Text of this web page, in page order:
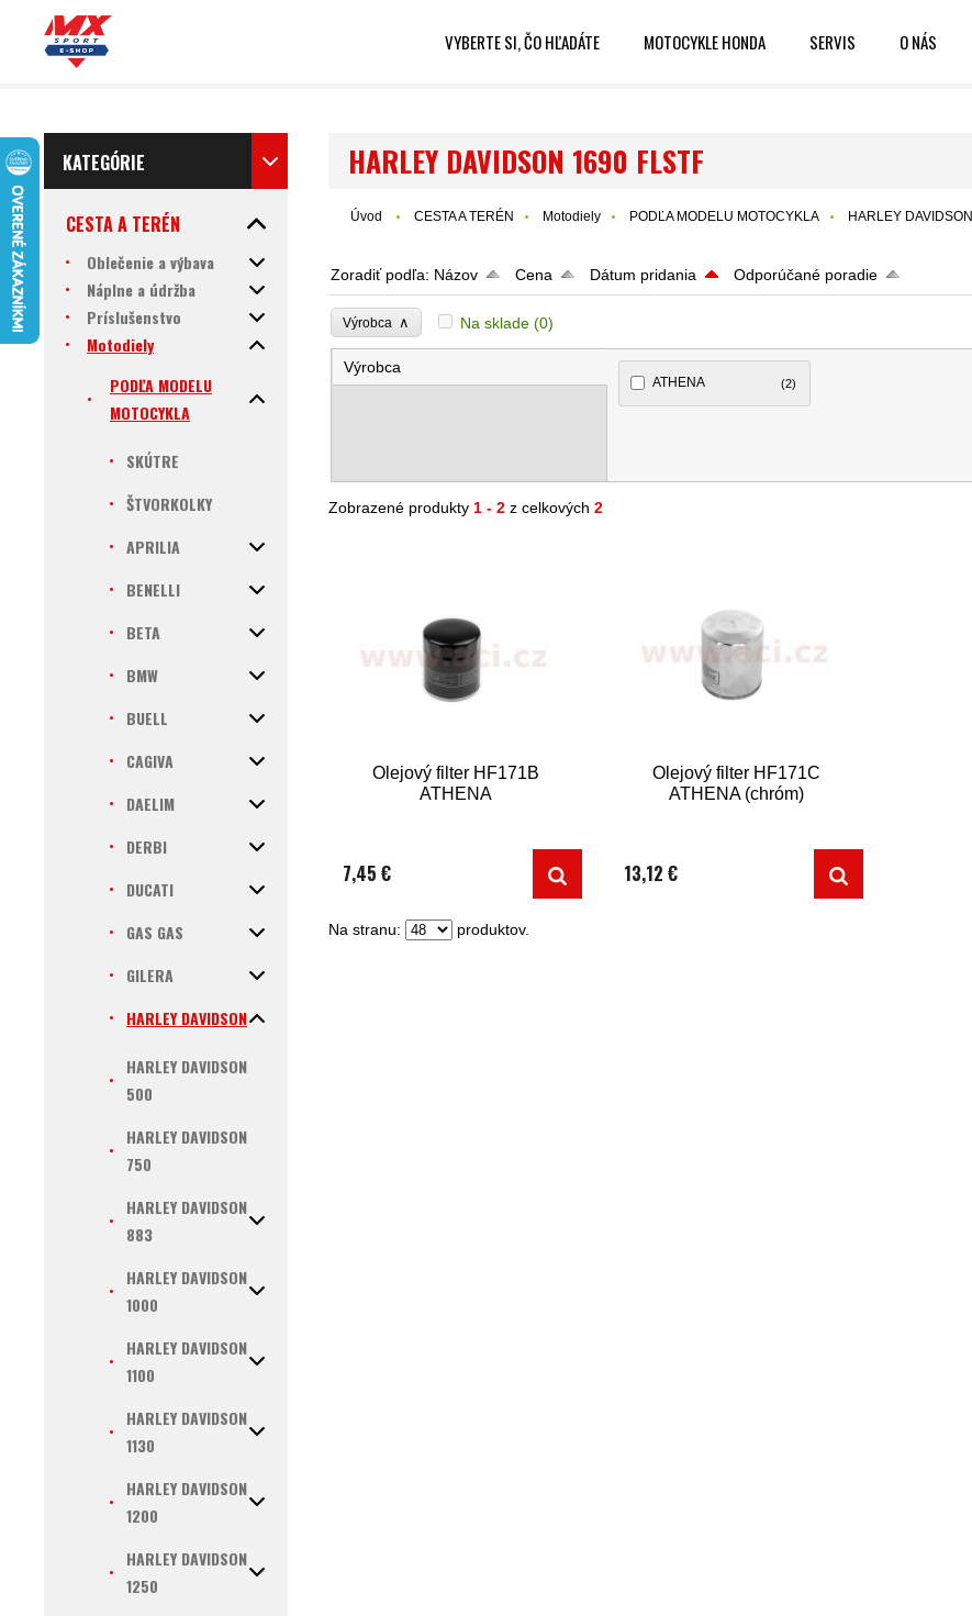
VYBERTE SI, ČO HĽADÁTE MOTOCYKLE HONDA SERVIS O NÁS
KATEGÓRIE
CESTA A TERÉN
Oblečenie a výbava
Náplne a údržba
Príslušenstvo
Motodiely
PODĽA MODELU
MOTOCYKLA
SKÚTRE
ŠTVORKOLKY
APRILIA
BENELLI
BETA
BMW
BUELL
CAGIVA
DAELIM
DERBI
DUCATI
GAS GAS
GILERA
HARLEY DAVIDSON
HARLEY DAVIDSON
500
HARLEY DAVIDSON
750
HARLEY DAVIDSON
883
HARLEY DAVIDSON
1000
HARLEY DAVIDSON
1100
HARLEY DAVIDSON
1130
HARLEY DAVIDSON
1200
HARLEY DAVIDSON
1250
HARLEY DAVIDSON 1690 FLSTF
Úvod CESTA A TERÉN Motodiely PODĽA MODELU MOTOCYKLA HARLEY DAVIDSON
Zoradiť podľa: Názov Cena Dátum pridania Odporúčané poradie
Výrobca ∧ Na sklade (0)
Výrobca
ATHENA (2)
Zobrazené produkty 1 - 2 z celkových2
Olejový filter HF171B
ATHENA
7,45 €
Olejový filter HF171C
ATHENA (chróm)
13,12 €
Na stranu: produktov.